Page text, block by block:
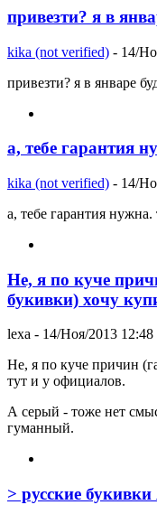
привезти? я в
kika (not verified) - 14/
привезти? я в январе
а, тебе гарантия
kika (not verified) - 14/
а, тебе гарантия
Не, я по куче
букивки) хочу
lexa - 14/Ноя/2013 12:48
Не, я по куче причин
тут и у официалов.
А серый - тоже нет
гуманный.
> русские